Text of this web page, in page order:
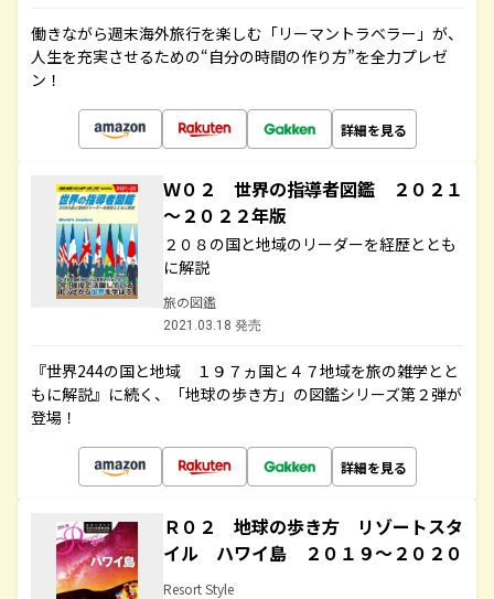
働きながら週末海外旅行を楽しむ「リーマントラベラー」が、
人生を充実させるための“自分の時間の作り方”を全力プレゼ
ン！
詳細を見る
Ｗ０２ 世界の指導者図鑑 ２０２１
～２０２２年版
２０８の国と地域のリーダーを経歴ととも
に解説
旅の図鑑
2021.03.18 発売
『世界244の国と地域 １９７ヵ国と４７地域を旅の雑学とと
もに解説』に続く、「地球の歩き方」の図鑑シリーズ第２弾が
登場！
詳細を見る
Ｒ０２ 地球の歩き方 リゾートスタ
イル ハワイ島 ２０１９～２０２０
Resort Style